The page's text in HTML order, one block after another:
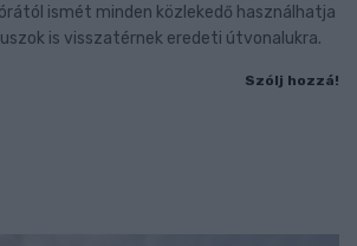
ismét minden közlekedő használhatja
is visszatérnek eredeti útvonalukra.
Szólj hozzá!